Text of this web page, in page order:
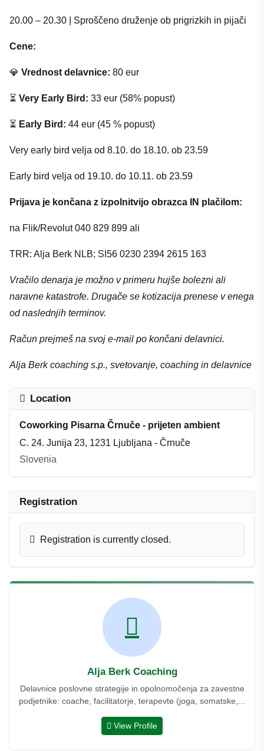
20.00 – 20.30 | Sproščeno druženje ob prigrizkih in pijači
Cene:
💎 Vrednost delavnice: 80 eur
⏳ Very Early Bird: 33 eur (58% popust)
⏳ Early Bird: 44 eur (45 % popust)
Very early bird velja od 8.10. do 18.10. ob 23.59
Early bird velja od 19.10. do 10.11. ob 23.59
Prijava je končana z izpolnitvijo obrazca IN plačilom:
na Flik/Revolut 040 829 899 ali
TRR: Alja Berk NLB; SI56 0230 2394 2615 163
Vračilo denarja je možno v primeru hujše bolezni ali
naravne katastrofe. Drugače se kotizacija prenese v enega
od naslednjih terminov.
Račun prejmeš na svoj e-mail po končani delavnici.
Alja Berk coaching s.p., svetovanje, coaching in delavnice
Location
Coworking Pisarna Črnuče - prijeten ambient
C. 24. Junija 23, 1231 Ljubljana - Črnuče
Slovenia
Registration
Registration is currently closed.
Alja Berk Coaching
Delavnice poslovne strategije in opolnomočenja za zavestne
podjetnike: coache, facilitatorje, terapevte (joga, somatske,...
View Profile